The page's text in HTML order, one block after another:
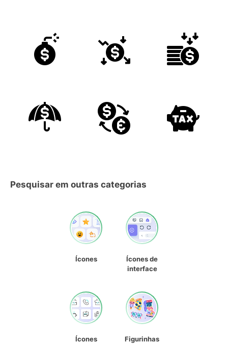
Pesquisar em outras categorias
Ícones
Ícones de
interface
Ícones
Figurinhas